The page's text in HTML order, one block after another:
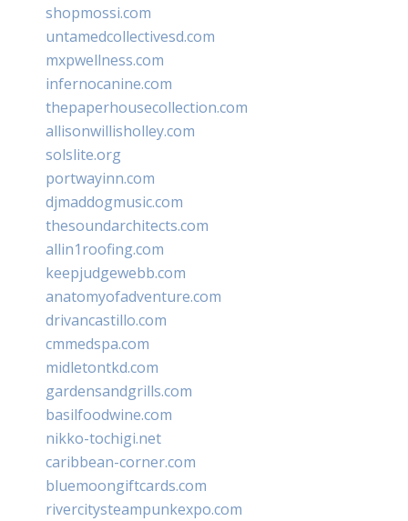
shopmossi.com
untamedcollectivesd.com
mxpwellness.com
infernocanine.com
thepaperhousecollection.com
allisonwillisholley.com
solslite.org
portwayinn.com
djmaddogmusic.com
thesoundarchitects.com
allin1roofing.com
keepjudgewebb.com
anatomyofadventure.com
drivancastillo.com
cmmedspa.com
midletontkd.com
gardensandgrills.com
basilfoodwine.com
nikko-tochigi.net
caribbean-corner.com
bluemoongiftcards.com
rivercitysteampunkexpo.com